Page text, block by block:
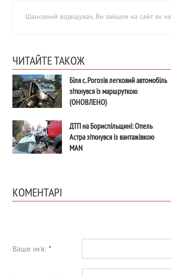
Шановний відвідувач, Ви зайшли на сайт як
ЧИТАЙТЕ ТАКОЖ
Біля с. Рогозів легковий автомобіль
зіткнувся із маршруткою
(ОНОВЛЕНО)
ДТП на Бориспільщині: Опель
Астра зіткнувся із вантажівкою
MAN
КОМЕНТАРІ
Ваше ім'я: *